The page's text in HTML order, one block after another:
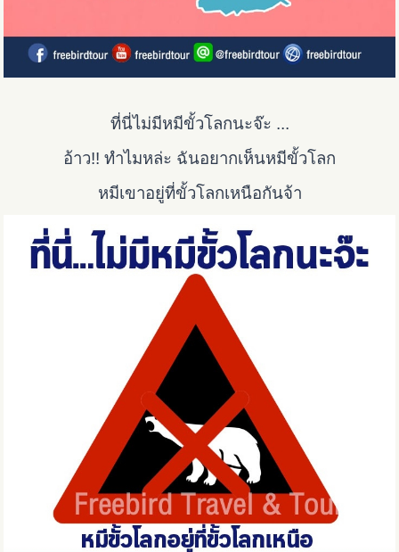
ที่นี่ไม่มีหมีขั้วโลกนะจ๊ะ ...
อ้าว!! ทำไมหล่ะ ฉันอยากเห็นหมีขั้วโลก
หมีเขาอยู่ที่ขั้วโลกเหนือกันจ้า